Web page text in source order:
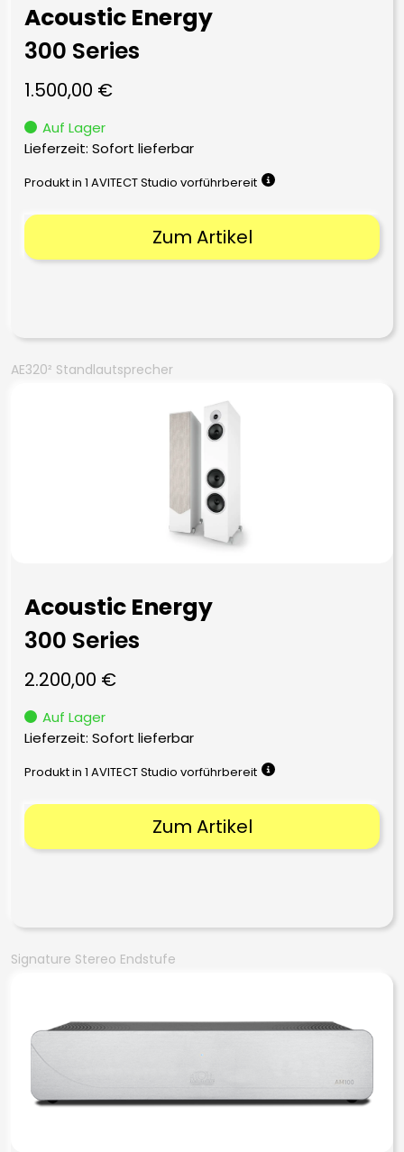
Acoustic Energy
300 Series
1.500,00 €
Auf Lager
Lieferzeit: Sofort lieferbar
Produkt in 1 AVITECT Studio vorführbereit
Zum Artikel
AE320² Standlautsprecher
Acoustic Energy
300 Series
2.200,00 €
Auf Lager
Lieferzeit: Sofort lieferbar
Produkt in 1 AVITECT Studio vorführbereit
Zum Artikel
Signature Stereo Endstufe